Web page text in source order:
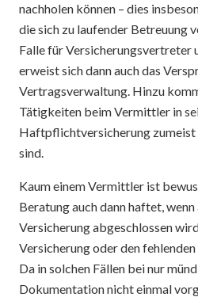
nachholen können – dies
die sich zu laufender Betreuung
Falle für Versicherungsvertreter
erweist sich dann auch das
Vertragsverwaltung. Hinzu
Tätigkeiten beim Vermittler in
Haftpflichtversicherung
sind.
Kaum einem Vermittler ist
Beratung auch dann haftet, wenn
Versicherung abgeschlossen
Versicherung oder den
Da in solchen Fällen bei nur
Dokumentation nicht einmal